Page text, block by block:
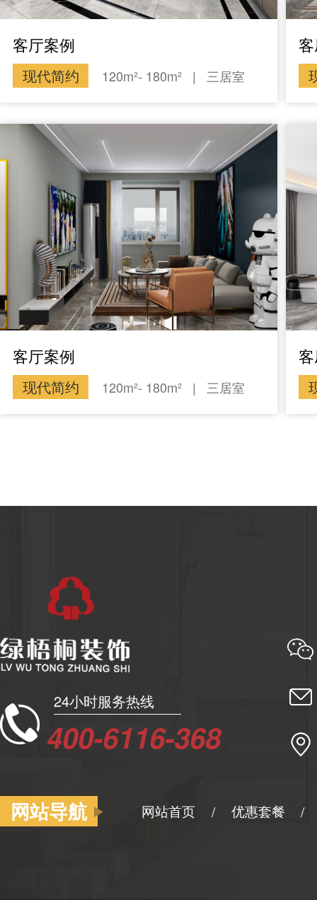
客厅案例
现代简约 120m²- 180m² | 三居室
客厅案例
现代简约 120m²- 180m² | 三居室
24小时服务热线
400-6116-368
网站导航 网站首页 / 优惠套餐 /